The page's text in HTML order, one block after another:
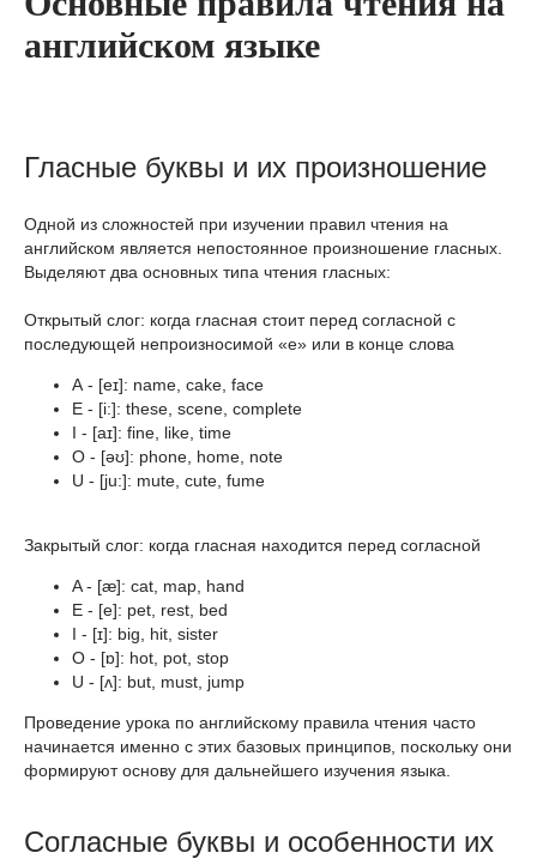
английском языке
Гласные буквы и их произношение
Одной из сложностей при изучении правил чтения на
английском является непостоянное произношение гласных.
Выделяют два основных типа чтения гласных:
Открытый слог: когда гласная стоит перед согласной с
последующей непроизносимой «e» или в конце слова
А - [eɪ]: name, cake, face
E - [i:]: these, scene, complete
I - [aɪ]: fine, like, time
O - [əʊ]: phone, home, note
U - [ju:]: mute, cute, fume
Закрытый слог: когда гласная находится перед согласной
A - [æ]: cat, map, hand
E - [e]: pet, rest, bed
I - [ɪ]: big, hit, sister
O - [ɒ]: hot, pot, stop
U - [ʌ]: but, must, jump
Проведение урока по английскому правила чтения часто
начинается именно с этих базовых принципов, поскольку они
формируют основу для дальнейшего изучения языка.
Согласные буквы и особенности их